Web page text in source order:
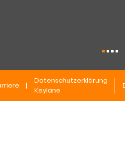
Datenschutzerklärung
Keylane